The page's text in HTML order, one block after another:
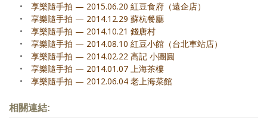
•
享樂隨手拍 — 2015.06.20 紅豆食府（遠企店）
•
享樂隨手拍 — 2014.12.29 蘇杭餐廳
•
享樂隨手拍 — 2014.10.21 錢唐村
•
享樂隨手拍 — 2014.08.10 紅豆小館（台北車站店）
•
享樂隨手拍 — 2014.02.22 高記 小團圓
•
享樂隨手拍 — 2014.01.07 上海茶樓
•
享樂隨手拍 — 2012.06.04 老上海菜館
相關連結: